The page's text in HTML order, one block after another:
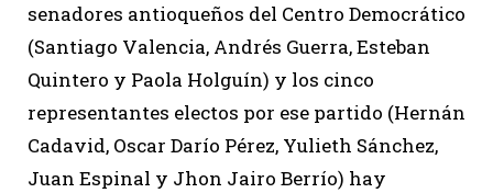
senadores antioqueños del Centro Democrático
(Santiago Valencia, Andrés Guerra, Esteban
Quintero y Paola Holguín) y los cinco
representantes electos por ese partido (Hernán
Cadavid, Oscar Darío Pérez, Yulieth Sánchez,
Juan Espinal y Jhon Jairo Berrío) hay